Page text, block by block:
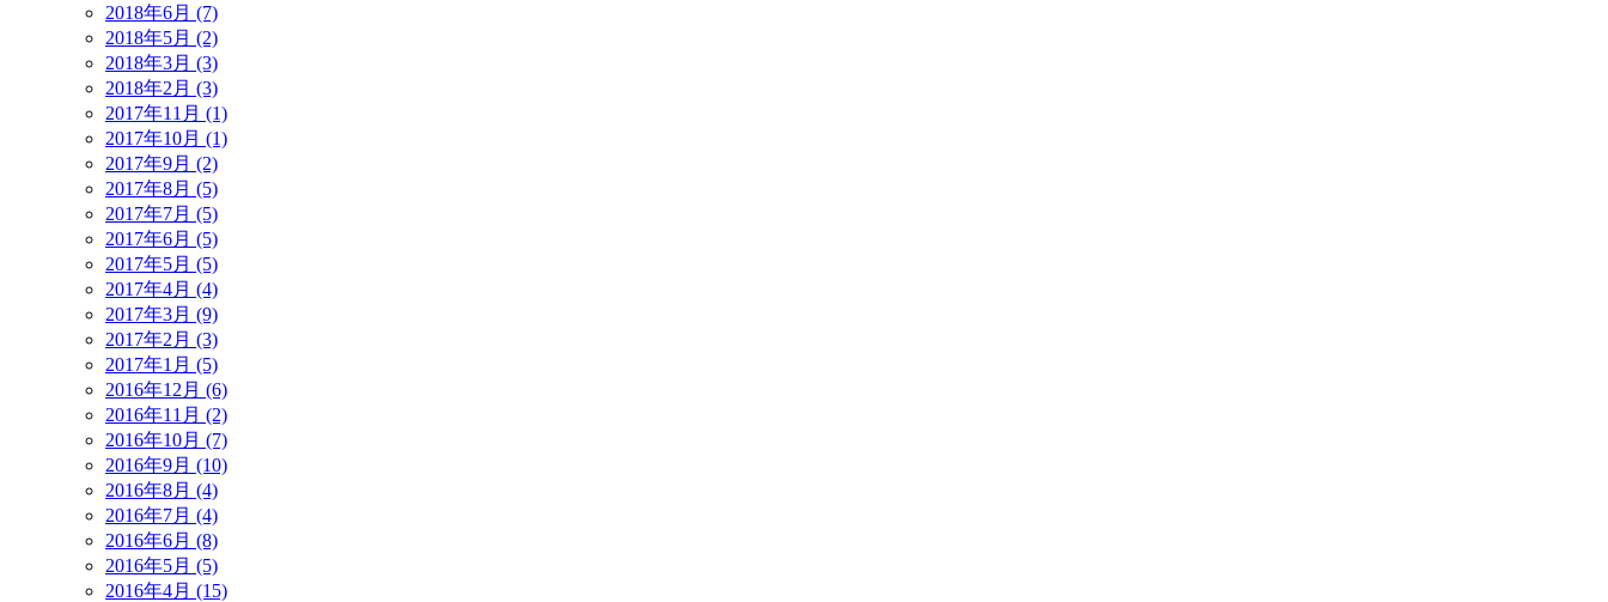
2018年6月 (7)
2018年5月 (2)
2018年3月 (3)
2018年2月 (3)
2017年11月 (1)
2017年10月 (1)
2017年9月 (2)
2017年8月 (5)
2017年7月 (5)
2017年6月 (5)
2017年5月 (5)
2017年4月 (4)
2017年3月 (9)
2017年2月 (3)
2017年1月 (5)
2016年12月 (6)
2016年11月 (2)
2016年10月 (7)
2016年9月 (10)
2016年8月 (4)
2016年7月 (4)
2016年6月 (8)
2016年5月 (5)
2016年4月 (15)